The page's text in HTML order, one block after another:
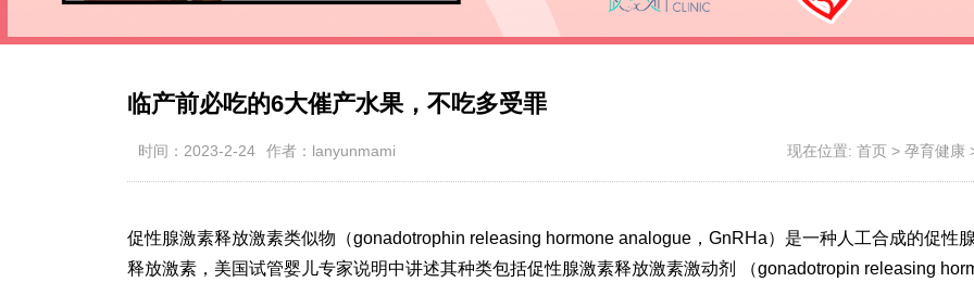
临产前必吃的6大催产水果，不吃多受罪
时间：2023-2-24 作者：lanyunmami 现在位置: 首页 > 孕育健康
促性腺激素释放激素类似物（gonadotrophin releasing hormone analogue，GnRHa）是一种人工合成的促性
释放激素，美国试管婴儿专家说明中讲述其种类包括促性腺激素释放激素激动剂 （gonadotropin releasing